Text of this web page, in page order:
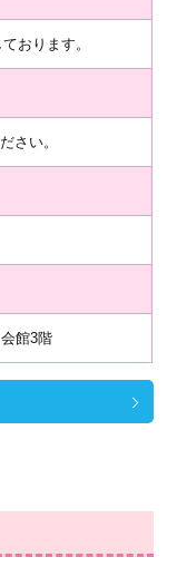
おります。
さい。
館3階